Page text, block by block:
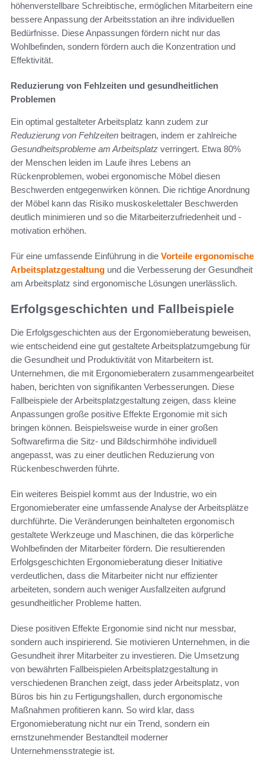
höhenverstellbare Schreibtische, ermöglichen Mitarbeitern eine
bessere Anpassung der Arbeitsstation an ihre individuellen
Bedürfnisse. Diese Anpassungen fördern nicht nur das
Wohlbefinden, sondern fördern auch die Konzentration und
Effektivität.
Reduzierung von Fehlzeiten und gesundheitlichen
Problemen
Ein optimal gestalteter Arbeitsplatz kann zudem zur
Reduzierung von Fehlzeiten beitragen, indem er zahlreiche
Gesundheitsprobleme am Arbeitsplatz verringert. Etwa 80%
der Menschen leiden im Laufe ihres Lebens an
Rückenproblemen, wobei ergonomische Möbel diesen
Beschwerden entgegenwirken können. Die richtige Anordnung
der Möbel kann das Risiko muskoskelettaler Beschwerden
deutlich minimieren und so die Mitarbeiterzufriedenheit und -
motivation erhöhen.
Für eine umfassende Einführung in die Vorteile ergonomische
Arbeitsplatzgestaltung und die Verbesserung der Gesundheit
am Arbeitsplatz sind ergonomische Lösungen unerlässlich.
Erfolgsgeschichten und Fallbeispiele
Die Erfolgsgeschichten aus der Ergonomieberatung beweisen,
wie entscheidend eine gut gestaltete Arbeitsplatzumgebung für
die Gesundheit und Produktivität von Mitarbeitern ist.
Unternehmen, die mit Ergonomieberatern zusammengearbeitet
haben, berichten von signifikanten Verbesserungen. Diese
Fallbeispiele der Arbeitsplatzgestaltung zeigen, dass kleine
Anpassungen große positive Effekte Ergonomie mit sich
bringen können. Beispielsweise wurde in einer großen
Softwarefirma die Sitz- und Bildschirmhöhe individuell
angepasst, was zu einer deutlichen Reduzierung von
Rückenbeschwerden führte.
Ein weiteres Beispiel kommt aus der Industrie, wo ein
Ergonomieberater eine umfassende Analyse der Arbeitsplätze
durchführte. Die Veränderungen beinhalteten ergonomisch
gestaltete Werkzeuge und Maschinen, die das körperliche
Wohlbefinden der Mitarbeiter fördern. Die resultierenden
Erfolgsgeschichten Ergonomieberatung dieser Initiative
verdeutlichen, dass die Mitarbeiter nicht nur effizienter
arbeiteten, sondern auch weniger Ausfallzeiten aufgrund
gesundheitlicher Probleme hatten.
Diese positiven Effekte Ergonomie sind nicht nur messbar,
sondern auch inspirierend. Sie motivieren Unternehmen, in die
Gesundheit ihrer Mitarbeiter zu investieren. Die Umsetzung
von bewährten Fallbeispielen Arbeitsplatzgestaltung in
verschiedenen Branchen zeigt, dass jeder Arbeitsplatz, von
Büros bis hin zu Fertigungshallen, durch ergonomische
Maßnahmen profitieren kann. So wird klar, dass
Ergonomieberatung nicht nur ein Trend, sondern ein
ernstzunehmender Bestandteil moderner
Unternehmensstrategie ist.